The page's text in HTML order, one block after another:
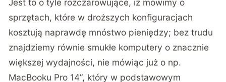
sprzętach, które w droższych konfiguracjach
kosztują naprawdę mnóstwo pieniędzy; bez trudu
znajdziemy równie smukłe komputery o znacznie
większej wydajności, nie mówiąc już o np.
MacBooku Pro 14”, który w podstawowym